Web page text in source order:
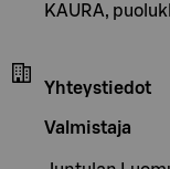
KAURA,
Yhteystiedot
Valmistaja